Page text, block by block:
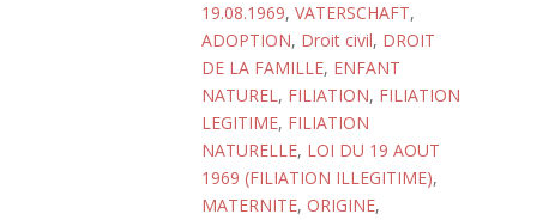
19.08.1969, VATERSCHAFT,
ADOPTION, Droit civil, DROIT
DE LA FAMILLE, ENFANT
NATUREL, FILIATION, FILIATION
LEGITIME, FILIATION
NATURELLE, LOI DU 19 AOUT
1969 (FILIATION ILLEGITIME),
MATERNITE, ORIGINE,